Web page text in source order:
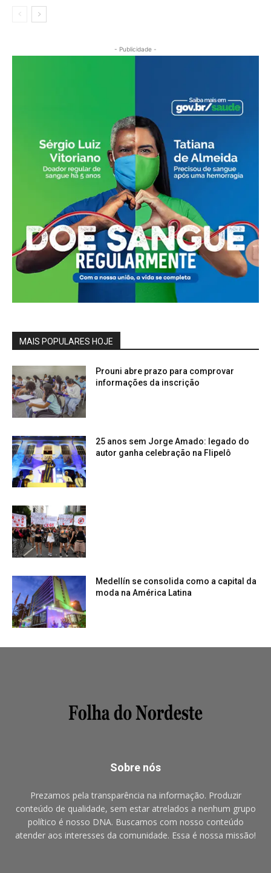
- Publicidade -
MAIS POPULARES HOJE
Prouni abre prazo para comprovar
informações da inscrição
25 anos sem Jorge Amado: legado do
autor ganha celebração na Flipelô
Medellín se consolida como a capital da
moda na América Latina
Sobre nós
Prezamos pela transparência na informação. Produzir
conteúdo de qualidade, sem estar atrelados a nenhum grupo
político é nosso DNA. Buscamos com nosso conteúdo
atender aos interesses da comunidade. Essa é nossa missão!